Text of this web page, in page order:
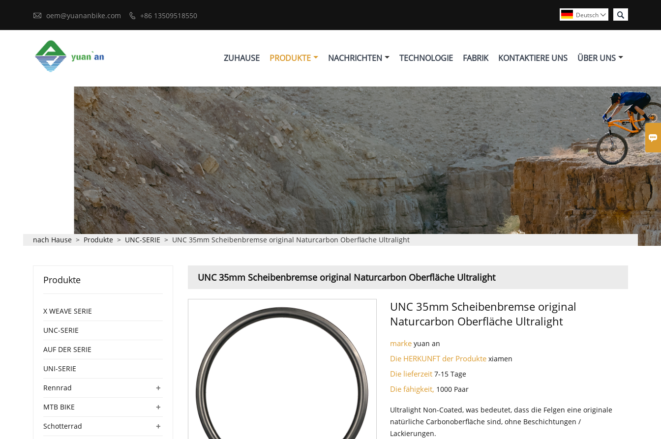

 oem@yuananbike.com  +86 13509518550 
Deutsch 
ZUHAUSE PRODUKTE NACHRICHTEN TECHNOLOGIE FABRIK KONTAKTIERE UNS ÜBER UNS
nach Hause > Produkte > UNC-SERIE > UNC 35mm Scheibenbremse original Naturcarbon Oberfläche Ultralight
UNC 35mm Scheibenbremse original Naturcarbon Oberfläche Ultralight
UNC 35mm Scheibenbremse original
Naturcarbon Oberfläche Ultralight
markeyuan an
Die HERKUNFT der Produktexiamen
Die lieferzeit7-15 Tage
Die fähigkeit, 1000 Paar
Ultralight Non-Coated, was bedeutet, dass die Felgen eine originale
natürliche Carbonoberfläche sind, ohne Beschichtungen /
Lackierungen.
Produkte
X WEAVE SERIE
UNC-SERIE
AUF DER SERIE
UNI-SERIE
+
Rennrad
+
MTB BIKE
+
Schotterrad